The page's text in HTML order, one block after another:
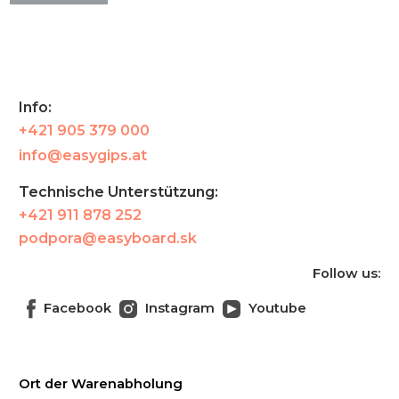
Info:
+421 905 379 000
info@easygips.at
Technische Unterstützung:
+421 911 878 252
podpora@easyboard.sk
Follow us:
Facebook Instagram Youtube
Ort der Warenabholung